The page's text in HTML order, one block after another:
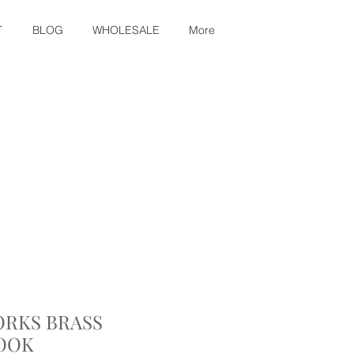
BLOG WHOLESALE More
BRASS